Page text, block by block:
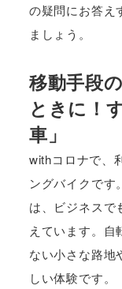
の疑問にお答え
ましょう。
移動手段
ときに！
車」
withコロナで、
ングバイクです
は、ビジネスで
えています。自
ない小さな路地
しい体験です。